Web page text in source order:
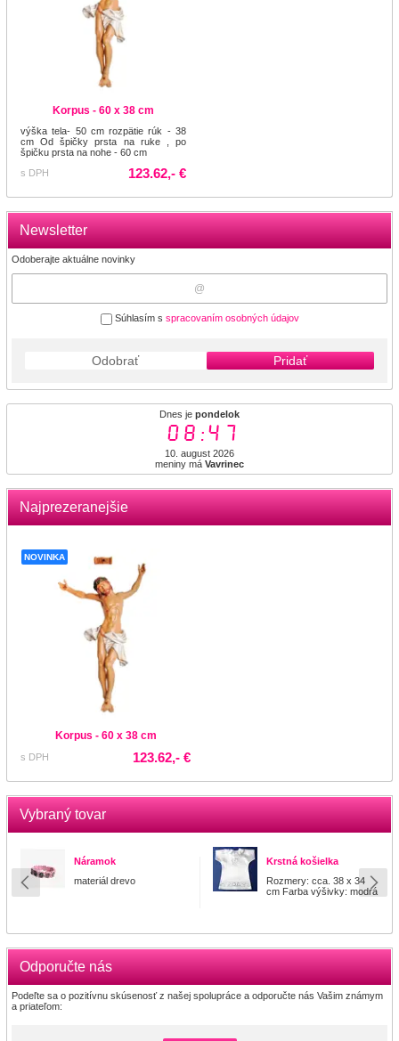
Newsletter
Odoberajte aktuálne novinky
Súhlasím s spracovaním osobných údajov
Odobrať Pridať
Dnes je pondelok
08:47
10. august 2026
meniny má Vavrinec
Najprezeranejšie
NOVINKA
Korpus - 60 x 38 cm
s DPH 123.62,- €
Vybraný tovar
Náramok
materiál drevo
Krstná košielka
Rozmery: cca. 38 x 34
cm Farba výšivky: modrá
Odporučte nás
Podeľte sa o pozitívnu skúsenosť z našej spolupráce a odporučte nás Vašim známym
a priateľom:
Korpus - 60 x 38 cm
výška tela- 50 cm rozpätie rúk - 38
cm Od špičky prsta na ruke , po
špičku prsta na nohe - 60 cm
s DPH
123.62,- €